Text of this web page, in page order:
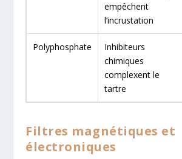
empêchent
l’incrustation
Polyphosphate
Inhibiteurs
chimiques
complexent le
tartre
Filtres magnétiques et
électroniques